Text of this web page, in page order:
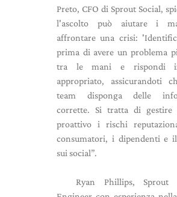
Preto, CFO di Sprout Social,
l'ascolto può aiutare i
affrontare una crisi:
prima di avere un problema
tra le mani e rispondi
appropriato, assicurandoti
team disponga delle
corrette. Si tratta di gestire
proattivo i rischi
consumatori, i dipendenti e
sui social”.
Ryan Phillips, Sprout